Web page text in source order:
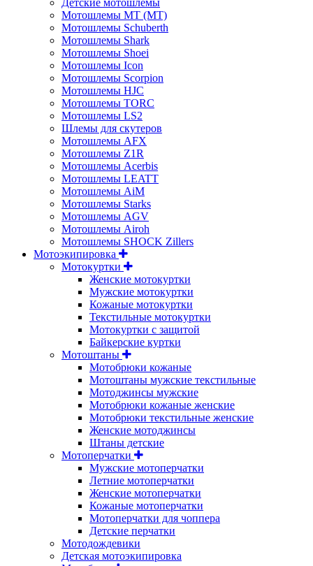
Детские мотошлемы
Мотошлемы MT (МТ)
Мотошлемы Schuberth
Мотошлемы Shark
Мотошлемы Shoei
Мотошлемы Icon
Мотошлемы Scorpion
Мотошлемы HJC
Мотошлемы TORC
Мотошлемы LS2
Шлемы для скутеров
Мотошлемы AFX
Мотошлемы Z1R
Мотошлемы Acerbis
Мотошлемы LEATT
Мотошлемы AiM
Мотошлемы Starks
Мотошлемы AGV
Мотошлемы Airoh
Мотошлемы SHOCK Zillers
Мотоэкипировка
Мотокуртки
Женские мотокуртки
Мужские мотокуртки
Кожаные мотокуртки
Текстильные мотокуртки
Мотокуртки с защитой
Байкерские куртки
Мотоштаны
Мотобрюки кожаные
Мотоштаны мужские текстильные
Мотоджинсы мужские
Мотобрюки кожаные женские
Мотобрюки текстильные женские
Женские мотоджинсы
Штаны детские
Мотоперчатки
Мужские мотоперчатки
Летние мотоперчатки
Женские мотоперчатки
Кожаные мотоперчатки
Мотоперчатки для чоппера
Детские перчатки
Мотодождевики
Детская мотоэкипировка